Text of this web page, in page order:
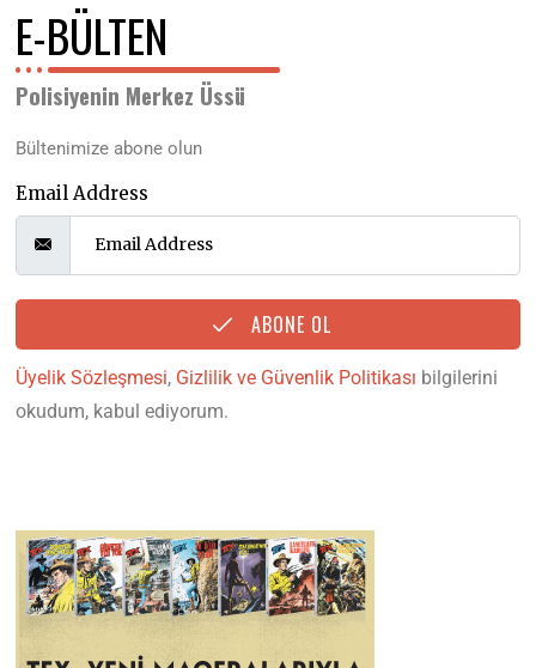
E-BÜLTEN
Polisiyenin Merkez Üssü
Bültenimize abone olun
Email Address
ABONE OL
Üyelik Sözleşmesi, Gizlilik ve Güvenlik Politikası bilgilerini
okudum, kabul ediyorum.